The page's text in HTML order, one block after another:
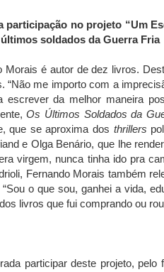
participação no projeto “Um
soldados da Guerra Fria
Morais é autor de dez livros.
“Não me importo com a
escrever da melhor maneira
Os Últimos Soldados da
que se aproxima dos thrillers
e Olga Benário, que lhe
virgem, nunca tinha ido pra
Fernando Morais também
o que sou, ganhei a vida,
livros que fui comprando ou
participar deste projeto,